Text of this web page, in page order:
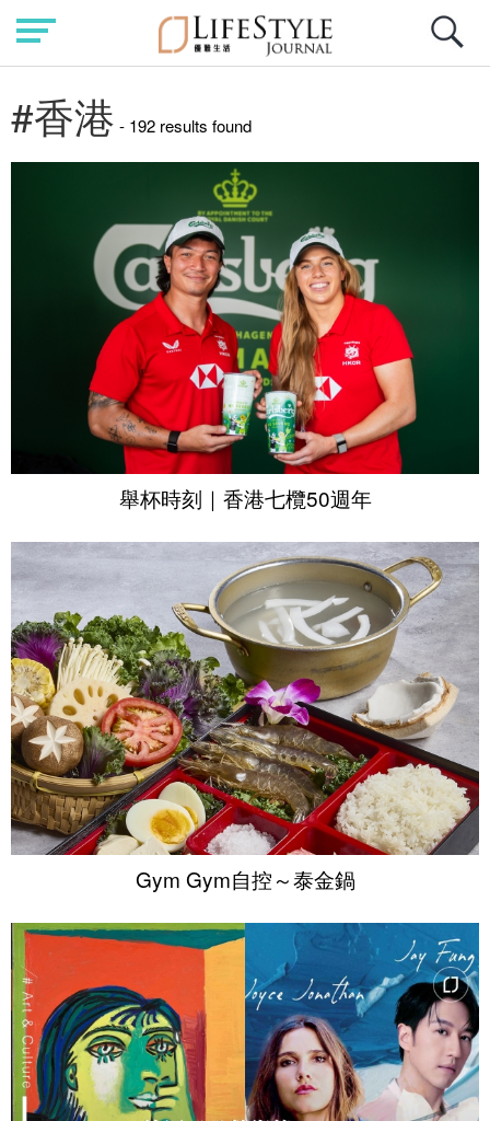
#香港 - 192 results found
舉杯時刻｜香港七欖50週年
Gym Gym自控～泰金鍋